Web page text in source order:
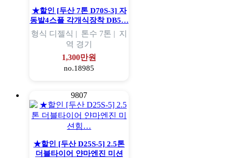
★할인 [두산 7톤 D70S-3] 자
동발4스플 각개식장착 DB5…
형식 디젤식 | 톤수 7톤 | 지
역 경기
1,300만원
no.18985
9807
★할인 [두산 D25S-5] 2.5톤
더블타이어 얀마엔진 미션